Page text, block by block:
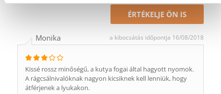
ÉRTÉKELJE ÖN IS
Monika a kibocsátás időpontja 16/08/2018
Kissé rossz minőségű, a kutya fogai által hagyott nyomok.
A rágcsálnivalóknak nagyon kicsiknek kell lenniük, hogy
átférjenek a lyukakon.